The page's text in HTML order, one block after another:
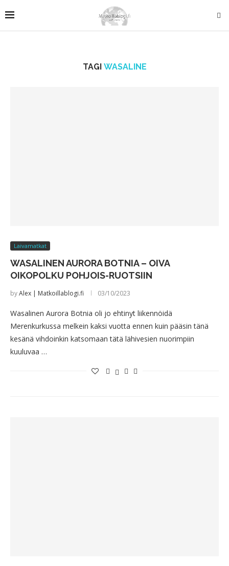
TAGI WASALINE
Laivamatkat
WASALINEN AURORA BOTNIA – OIVA
OIKOPOLKU POHJOIS-RUOTSIIN
byAlex | Matkoillablogi.fi 03/10/2023
Wasalinen Aurora Botnia oli jo ehtinyt liikennöidä
Merenkurkussa melkein kaksi vuotta ennen kuin pääsin tänä
kesänä vihdoinkin katsomaan tätä lähivesien nuorimpiin
kuuluvaa …